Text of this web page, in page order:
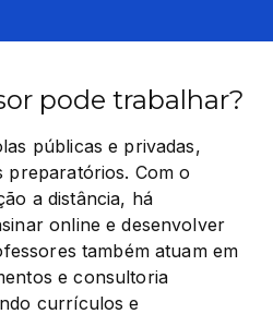
pode trabalhar?
públicas e privadas,
preparatórios. Com o
a distância, há
online e desenvolver
também atuam em
e consultoria
currículos e